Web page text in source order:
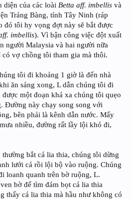
diện của các loài Betta aff. imbellis và
Trảng Bàng, tỉnh Tây Ninh (ráp
đó tôi hy vọng đợt này sẽ bắt được
imbellis). Vì bận công việc đột xuất
người Malaysia và hai người nữa
vợ chồng tôi tham gia mà thôi.
tôi đi khoảng 1 giờ là đến nhà
ăn sáng xong, L dẫn chúng tôi đi
một đoạn khá xa chúng tôi quẹo
Đường này chạy song song với
bên phải là kênh dẫn nước. Mấy
nhiều, đường rất lầy lội khó đi,
bắt cá lia thia, chúng tôi dừng
lưới cá rồi lội bộ vào ruộng. Chúng
loanh quanh trên bờ ruộng, L.
bờ để tìm đám bọt cá lia thia
thấy cá lia thia mà hầu như không có